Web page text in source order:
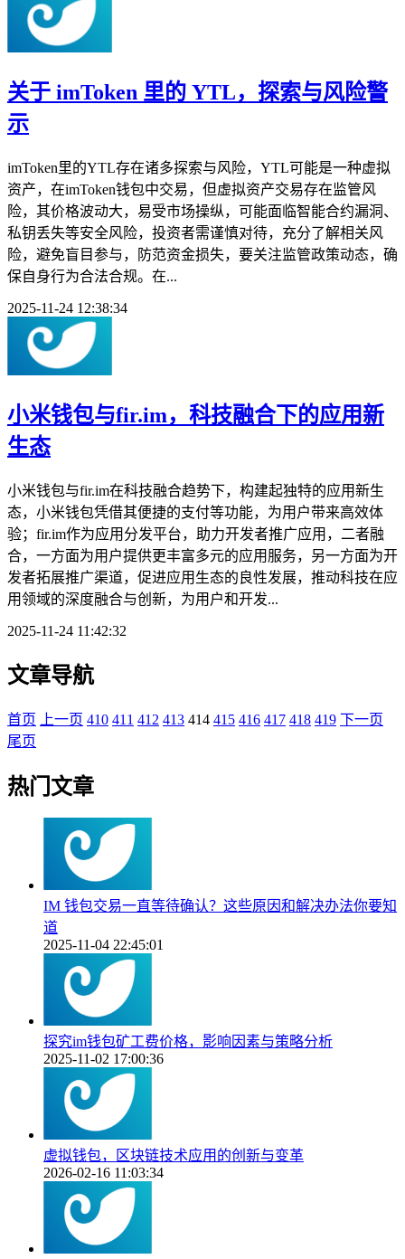
关于 imToken 里的 YTL，探索与风险警
示
imToken里的YTL存在诸多探索与风险，YTL可能是一种虚拟
资产，在imToken钱包中交易，但虚拟资产交易存在监管风
险，其价格波动大，易受市场操纵，可能面临智能合约漏洞、
私钥丢失等安全风险，投资者需谨慎对待，充分了解相关风
险，避免盲目参与，防范资金损失，要关注监管政策动态，确
保自身行为合法合规。在...
2025-11-24 12:38:34
小米钱包与fir.im，科技融合下的应用新
生态
小米钱包与fir.im在科技融合趋势下，构建起独特的应用新生
态，小米钱包凭借其便捷的支付等功能，为用户带来高效体
验；fir.im作为应用分发平台，助力开发者推广应用，二者融
合，一方面为用户提供更丰富多元的应用服务，另一方面为开
发者拓展推广渠道，促进应用生态的良性发展，推动科技在应
用领域的深度融合与创新，为用户和开发...
2025-11-24 11:42:32
文章导航
首页 上一页 410 411 412 413 414 415 416 417 418 419 下一页
尾页
热门文章
IM 钱包交易一直等待确认？这些原因和解决办法你要知
道
2025-11-04 22:45:01
探究im钱包矿工费价格，影响因素与策略分析
2025-11-02 17:00:36
虚拟钱包，区块链技术应用的创新与变革
2026-02-16 11:03:34